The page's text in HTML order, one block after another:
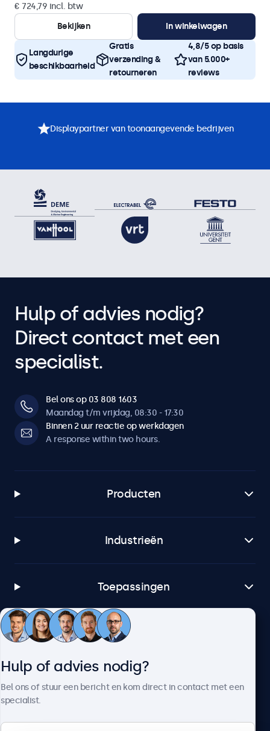
€ 724,79 incl. btw
Bekijken
In winkelwagen
Langdurige
beschikbaarheid
Gratis
verzending &
retourneren
4,8/5 op basis
van 5.000+
reviews
Displaypartner van toonaangevende bedrijven
Hulp of advies nodig?
Direct contact met een
specialist.
Bel ons op 03 808 1603
Maandag t/m vrijdag, 08:30 - 17:30
Binnen 2 uur reactie op werkdagen
A response within two hours.
Producten
Industrieën
Toepassingen
Klantenservice
Hulp of advies nodig?
Bel ons of stuur een bericht en kom direct in contact met een
specialist.